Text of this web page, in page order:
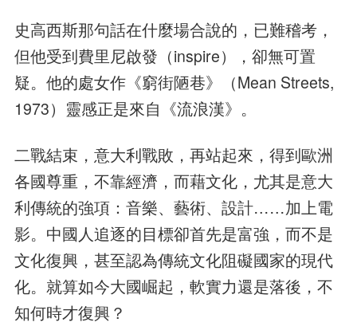
史高西斯那句話在什麼場合說的，已難稽考，
但他受到費里尼啟發（inspire），卻無可置
疑。他的處女作《窮街陋巷》（Mean Streets,
1973）靈感正是來自《流浪漢》。
二戰結束，意大利戰敗，再站起來，得到歐洲
各國尊重，不靠經濟，而藉文化，尤其是意大
利傳統的強項：音樂、藝術、設計……加上電
影。中國人追逐的目標卻首先是富強，而不是
文化復興，甚至認為傳統文化阻礙國家的現代
化。就算如今大國崛起，軟實力還是落後，不
知何時才復興？